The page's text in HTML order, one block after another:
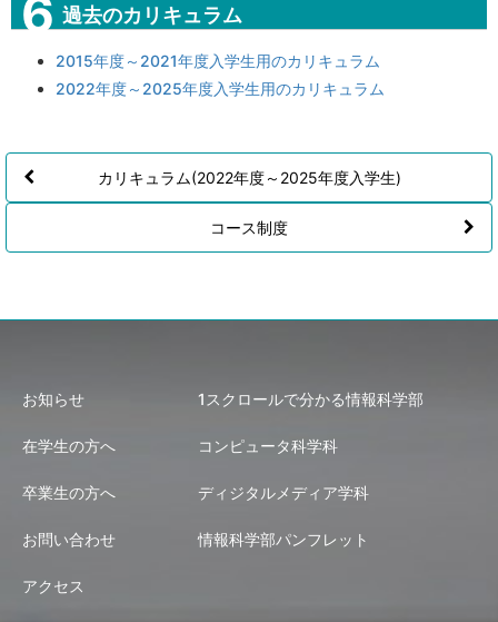
過去のカリキュラム
2015年度～2021年度入学生用のカリキュラム
2022年度～2025年度入学生用のカリキュラム
カリキュラム(2022年度～2025年度入学生)
コース制度
お知らせ
在学生の方へ
卒業生の方へ
お問い合わせ
アクセス
1スクロールで分かる情報科学部
コンピュータ科学科
ディジタルメディア学科
情報科学部パンフレット